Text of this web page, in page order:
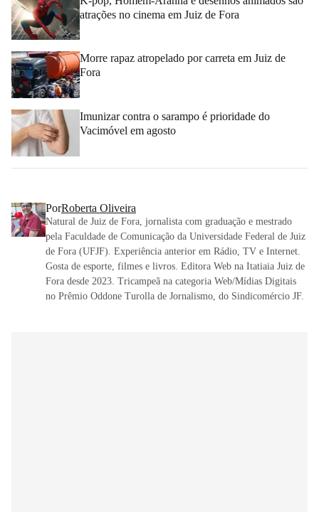
atrações no cinema em Juiz de Fora
Morre rapaz atropelado por carreta em Juiz de
Fora
Imunizar contra o sarampo é prioridade do
Vacimóvel em agosto
PorRoberta Oliveira
Natural de Juiz de Fora, jornalista com graduação e mestrado
pela Faculdade de Comunicação da Universidade Federal de Juiz
de Fora (UFJF). Experiência anterior em Rádio, TV e Internet.
Gosta de esporte, filmes e livros. Editora Web na Itatiaia Juiz de
Fora desde 2023. Tricampeã na categoria Web/Mídias Digitais
no Prêmio Oddone Turolla de Jornalismo, do Sindicomércio JF.